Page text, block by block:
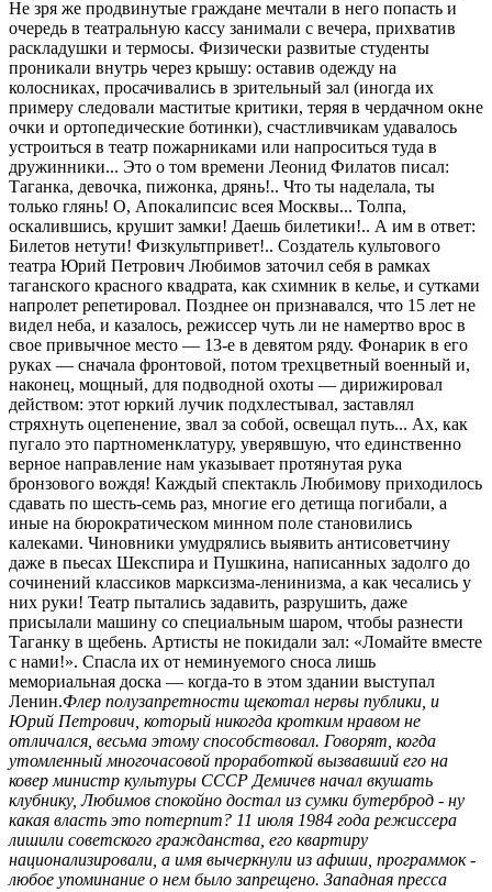
Не зря же продвинутые граждане мечтали в него попасть и
очередь в театральную кассу занимали с вечера, прихватив
раскладушки и термосы. Физически развитые студенты
проникали внутрь через крышу: оставив одежду на
колосниках, просачивались в зрительный зал (иногда их
примеру следовали маститые критики, теряя в чердачном окне
очки и ортопедические ботинки), счастливчикам удавалось
устроиться в театр пожарниками или напроситься туда в
дружинники... Это о том времени Леонид Филатов писал:
Таганка, девочка, пижонка, дрянь!.. Что ты наделала, ты
только глянь! О, Апокалипсис всея Москвы... Толпа,
оскалившись, крушит замки! Даешь билетики!.. А им в ответ:
Билетов нетути! Физкультпривет!.. Создатель культового
театра Юрий Петрович Любимов заточил себя в рамках
таганского красного квадрата, как схимник в келье, и сутками
напролет репетировал. Позднее он признавался, что 15 лет не
видел неба, и казалось, режиссер чуть ли не намертво врос в
свое привычное место — 13-е в девятом ряду. Фонарик в его
руках — сначала фронтовой, потом трехцветный военный и,
наконец, мощный, для подводной охоты — дирижировал
действом: этот юркий лучик подхлестывал, заставлял
стряхнуть оцепенение, звал за собой, освещал путь... Ах, как
пугало это партноменклатуру, уверявшую, что единственно
верное направление нам указывает протянутая рука
бронзового вождя! Каждый спектакль Любимову приходилось
сдавать по шесть-семь раз, многие его детища погибали, а
иные на бюрократическом минном поле становились
калеками. Чиновники умудрялись выявить антисоветчину
даже в пьесах Шекспира и Пушкина, написанных задолго до
сочинений классиков марксизма-ленинизма, а как чесались у
них руки! Театр пытались задавить, разрушить, даже
присылали машину со специальным шаром, чтобы разнести
Таганку в щебень. Артисты не покидали зал: «Ломайте вместе
с нами!». Спасла их от неминуемого сноса лишь
мемориальная доска — когда-то в этом здании выступал
Ленин.Флер полузапретности щекотал нервы публики, и
Юрий Петрович, который никогда кротким нравом не
отличался, весьма этому способствовал. Говорят, когда
утомленный многочасовой проработкой вызвавший его на
ковер министр культуры СССР Демичев начал вкушать
клубнику, Любимов спокойно достал из сумки бутерброд - ну
какая власть это потерпит? 11 июля 1984 года режиссера
лишили советского гражданства, его квартиру
национализировали, а имя вычеркнули из афиши, программок -
любое упоминание о нем было запрещено. Западная пресса